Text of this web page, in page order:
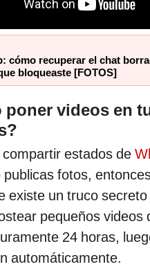
cómo recuperar el chat
bloqueaste [FOTOS]
poner videos en
compartir estados de
publicas fotos,
existe un truco
pequeños videos
24 horas,
automáticamente.